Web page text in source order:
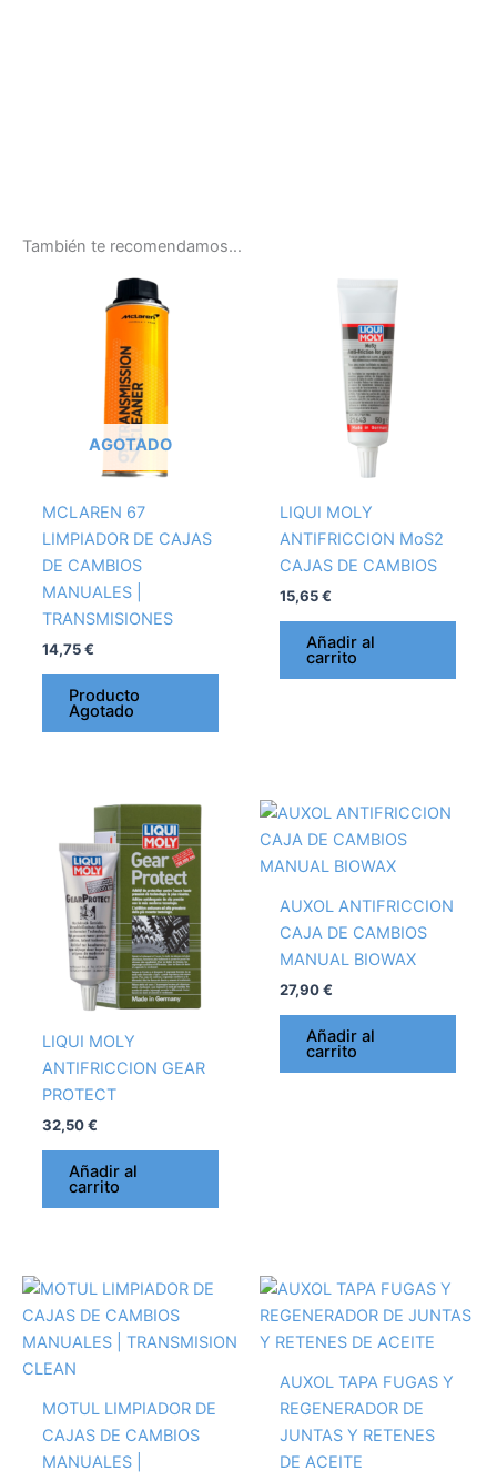
También te recomendamos…
AGOTADO
MCLAREN 67
LIMPIADOR DE CAJAS
DE CAMBIOS
MANUALES |
TRANSMISIONES
14,75€
Producto
Agotado
LIQUI MOLY
ANTIFRICCION MoS2
CAJAS DE CAMBIOS
15,65€
Añadir al
carrito
LIQUI MOLY
ANTIFRICCION GEAR
PROTECT
32,50€
Añadir al
carrito
AUXOL ANTIFRICCION
CAJA DE CAMBIOS
MANUAL BIOWAX
27,90€
Añadir al
carrito
MOTUL LIMPIADOR DE
CAJAS DE CAMBIOS
MANUALES |
AUXOL TAPA FUGAS Y
REGENERADOR DE
JUNTAS Y RETENES
DE ACEITE